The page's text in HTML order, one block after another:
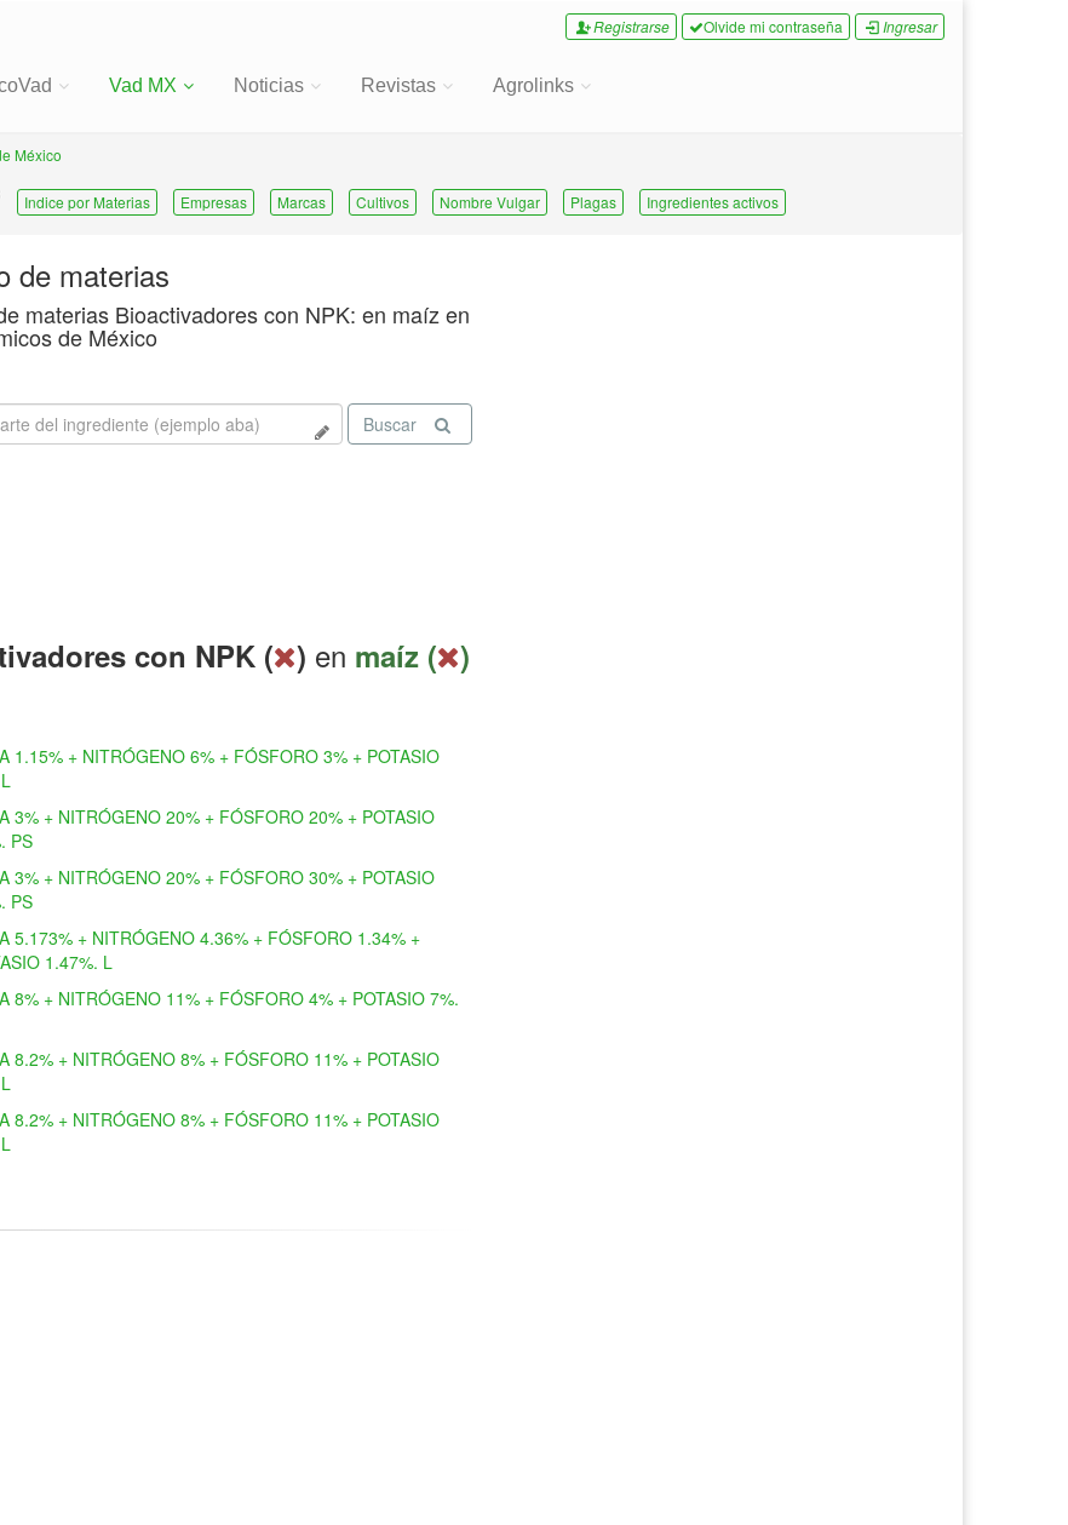
Registrarse Olvide mi contraseña Ingresar
Vad MX Noticias Revistas Agrolinks
México
Indice por Materias Empresas Marcas Cultivos Nombre Vulgar Plagas Ingredientes activos
de materias
materias Bioactivadores con NPK: en maíz en
de México
Buscar
con NPK ( ) en maíz ( )
1.15% + NITRÓGENO 6% + FÓSFORO 3% + POTASIO
3% + NITRÓGENO 20% + FÓSFORO 20% + POTASIO
PS
3% + NITRÓGENO 20% + FÓSFORO 30% + POTASIO
PS
5.173% + NITRÓGENO 4.36% + FÓSFORO 1.34% +
1.47%. L
8% + NITRÓGENO 11% + FÓSFORO 4% + POTASIO 7%.
8.2% + NITRÓGENO 8% + FÓSFORO 11% + POTASIO
8.2% + NITRÓGENO 8% + FÓSFORO 11% + POTASIO